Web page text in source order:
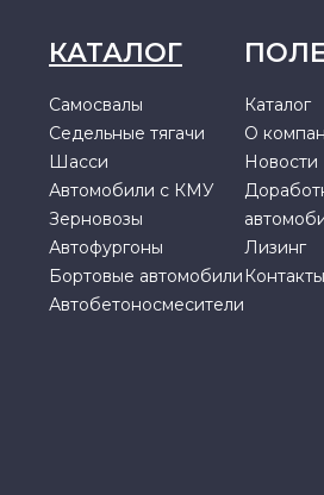
КАТАЛОГ
Самосвалы
Седельные тягачи
Шасси
Автомобили с КМУ
Зерновозы
Автофургоны
Бортовые автомобили
Автобетоносмесители
Каталог
О
Новости
Лизинг
Контакты